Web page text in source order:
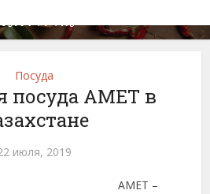
Посуда
посуда АМЕТ в
июля, 2019
АМЕТ –